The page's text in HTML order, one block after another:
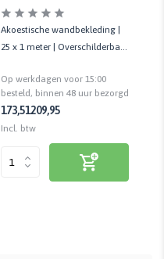
Akoestische wandbekleding |
25 x 1 meter | Overschilderbaar
Op werkdagen voor 15:00
besteld, binnen 48 uur bezorgd
173,51209,95
Incl. btw